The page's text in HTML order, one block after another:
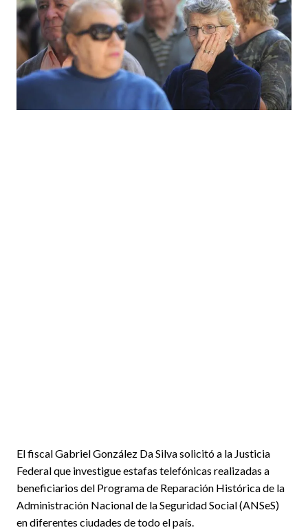
El fiscal Gabriel González Da Silva solicitó a la Justicia
Federal que investigue estafas telefónicas realizadas a
beneficiarios del Programa de Reparación Histórica de la
Administración Nacional de la Seguridad Social (ANSeS)
en diferentes ciudades de todo el país.